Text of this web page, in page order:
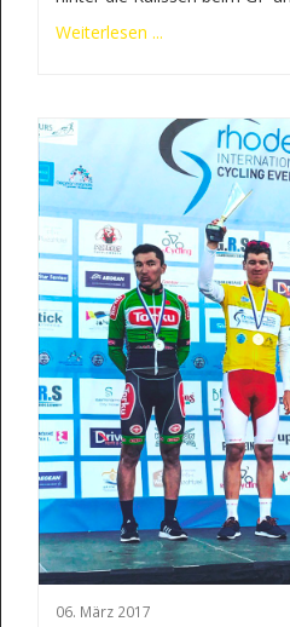
Weiterlesen ...
06. März 2017